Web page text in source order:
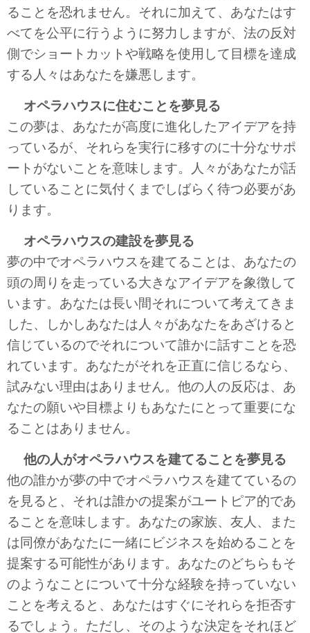
ることを恐れません。それに加えて、あなたはす
べてを公平に行うように努力しますが、法の反対
側でショートカットや戦略を使用して目標を達成
する人々はあなたを嫌悪します。
オペラハウスに住むことを夢見る
この夢は、あなたが高度に進化したアイデアを持
っているが、それらを実行に移すのに十分なサポ
ートがないことを意味します。人々があなたが話
していることに気付くまでしばらく待つ必要があ
ります。
オペラハウスの建設を夢見る
夢の中でオペラハウスを建てることは、あなたの
頭の周りを走っている大きなアイデアを象徴して
います。あなたは長い間それについて考えてきま
した、しかしあなたは人々があなたをあざけると
信じているのでそれについて誰かに話すことを恐
れています。あなたがそれを正直に信じるなら、
試みない理由はありません。他の人の反応は、あ
なたの願いや目標よりもあなたにとって重要にな
ることはありません。
他の人がオペラハウスを建てることを夢見る
他の誰かが夢の中でオペラハウスを建てているの
を見ると、それは誰かの提案がユートピア的であ
ることを意味します。あなたの家族、友人、また
は同僚があなたに一緒にビジネスを始めることを
提案する可能性があります。あなたのどちらもそ
のようなことについて十分な経験を持っていない
ことを考えると、あなたはすぐにそれらを拒否す
るでしょう。ただし、そのような決定をそれほど